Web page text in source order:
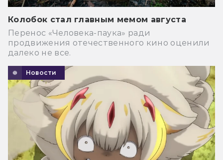
Колобок стал главным мемом августа
Перенос «Человека-паука» ради
продвижения отечественного кино оценили
далеко не все.
Новости